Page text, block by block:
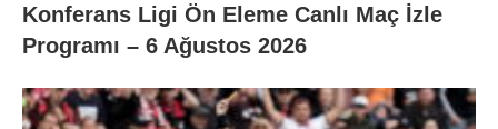
Konferans Ligi Ön Eleme Canlı Maç İzle
Programı – 6 Ağustos 2026